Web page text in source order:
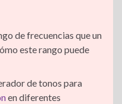
de frecuencias que un
este rango puede
de tonos para
en diferentes